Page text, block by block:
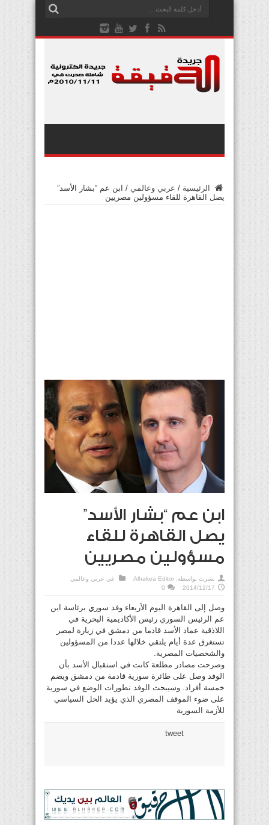
الرئيسية / عربي وعالمي / ابن عم “بشار الأسد”
يصل القاهرة للقاء مسؤولين مصريين
ابن عم “بشار الأسد”
يصل القاهرة للقاء
مسؤولين مصريين
نشرت بواسطة: Alhakea Editor في عربي وعالمي
2014/12/17
0
وصل إلى القاهرة اليوم الأربعاء وفد سوري برئاسة ابن
عم الرئيس السوري رئيس الأكاديمية البحرية في
اللاذقية عماد الأسد قادما من دمشق في زيارة لمصر
تستغرق عدة أيام يلتقي خلالها عددا من المسؤولين
والشخصيات المصرية.
وصرحت مصادر مطلعة كانت في استقبال الأسد بأن
الوفد وصل على طائرة سورية قادمة من دمشق ويضم
خمسة أفراد. وسيبحث الوفد تطورات الوضع في سورية
على ضوء الموقف المصري الذي يؤيد الحل السياسي
للأزمة السورية
tweet